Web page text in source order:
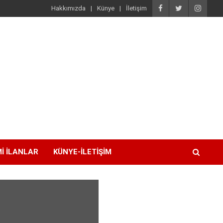
Hakkımızda Künye İletişim
İLANLAR KÜNYE-İLETIŞIM